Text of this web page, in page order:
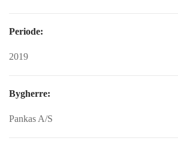
Periode:
2019
Bygherre:
Pankas A/S